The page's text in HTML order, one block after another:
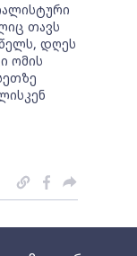
თავს
დღეს
ომის